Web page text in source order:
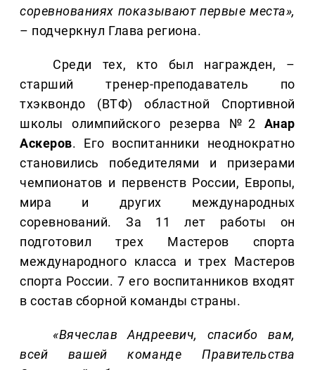
соревнованиях показывают первые места»,
– подчеркнул Глава региона.
Среди тех, кто был награжден, –
старший тренер-преподаватель по
тхэквондо (ВТФ) областной Спортивной
школы олимпийского резерва №2 Анар
Аскеров. Его воспитанники неоднократно
становились победителями и призерами
чемпионатов и первенств России, Европы,
мира и других международных
соревнований. За 11 лет работы он
подготовил трех Мастеров спорта
международного класса и трех Мастеров
спорта России. 7 его воспитанников входят
в состав сборной команды страны.
«Вячеслав Андреевич, спасибо вам,
всей вашей команде Правительства